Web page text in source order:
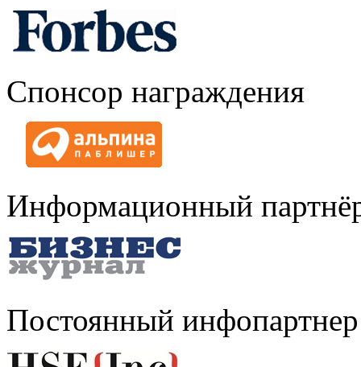
Спонсор награждения
Информационный
Постоянный инфопартнер